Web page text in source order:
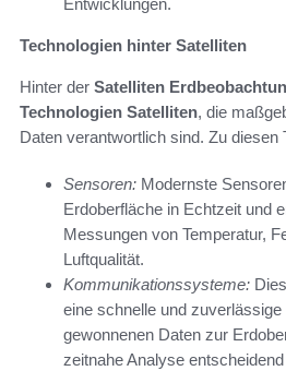
Entwicklungen.
Technologien hinter Satelliten
Hinter der Satelliten
Technologien Satelliten, die
Daten verantwortlich sind. Zu diesen
Sensoren: Modernste
Erdoberfläche in Echtzeit und
Messungen von Temperatur,
Luftqualität.
Kommunikationssysteme:
eine schnelle und
gewonnenen Daten zur
zeitnahe Analyse